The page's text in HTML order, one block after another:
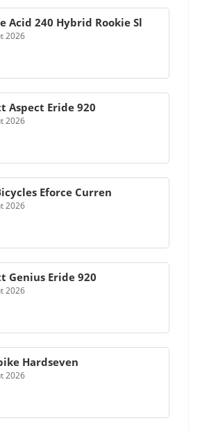
Acid 240 Hybrid Rookie Sl
2026
Aspect Eride 920
2026
Eforce Curren
2026
Genius Eride 920
2026
Hardseven
2026